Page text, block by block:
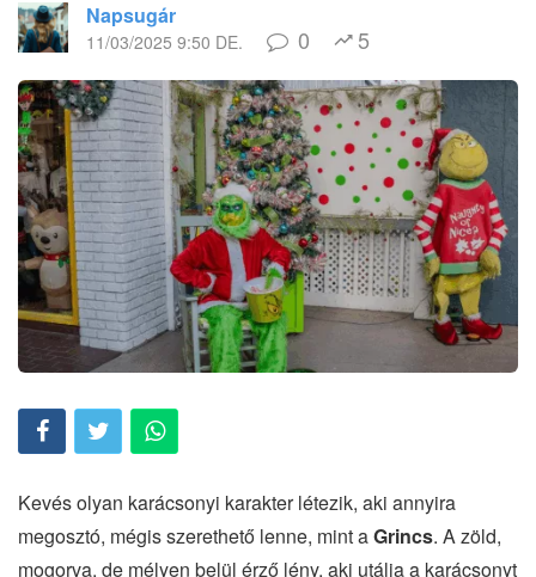
Napsugár
11/03/2025 9:50 DE. 0 5
Kevés olyan karácsonyi karakter létezik, aki annyira
megosztó, mégis szerethető lenne, mint aGrincs. A zöld,
mogorva, de mélyen belül érző lény, aki utálja a karácsonyt